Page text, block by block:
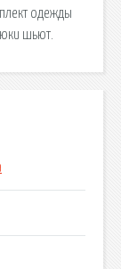
одежды
шьют.